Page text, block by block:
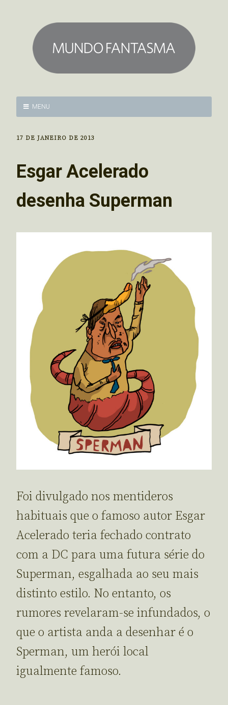
MENU
17 DE JANEIRO DE 2013
Esgar Acelerado
desenha Superman
Foi divulgado nos mentideros
habituais que o famoso autor Esgar
Acelerado teria fechado contrato
com a DC para uma futura série do
Superman, esgalhada ao seu mais
distinto estilo. No entanto, os
rumores revelaram-se infundados, o
que o artista anda a desenhar é o
Sperman, um herói local
igualmente famoso.